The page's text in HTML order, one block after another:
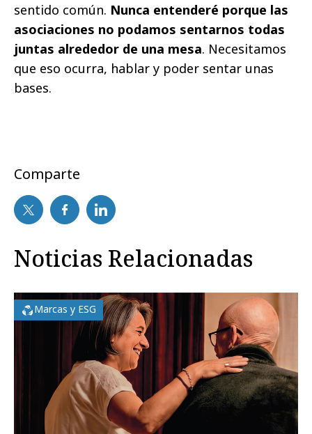
sentido común. Nunca entenderé porque las
asociaciones no podamos sentarnos todas
juntas alrededor de una mesa. Necesitamos
que eso ocurra, hablar y poder sentar unas
bases.
Comparte
Noticias Relacionadas
Marcas y ESG